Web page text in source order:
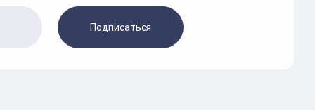
Подписаться